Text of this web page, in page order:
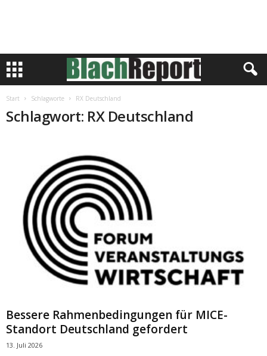
Start Schlagworte RX Deutschland
Schlagwort: RX Deutschland
Bessere Rahmenbedingungen für MICE-
Standort Deutschland gefordert
13. Juli 2026